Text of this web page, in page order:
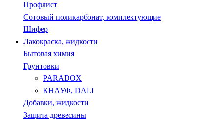
Профлист
Сотовый поликарбонат, комплектующие
Шифер
Лакокраска, жидкости
Бытовая химия
Грунтовки
PARADOX
КНАУФ, DALI
Добавки, жидкости
Защита древесины